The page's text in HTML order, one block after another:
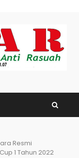
Resmi
1 Tahun 2022